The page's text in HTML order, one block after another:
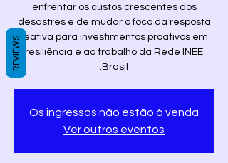
enfrentar os custos crescentes dos
desastres e de mudar o foco da resposta
reativa para investimentos proativos em
resiliência e ao trabalho da Rede INEE
Brasil.
Os ingressos não estão à venda
Ver outros eventos
REVIEWS